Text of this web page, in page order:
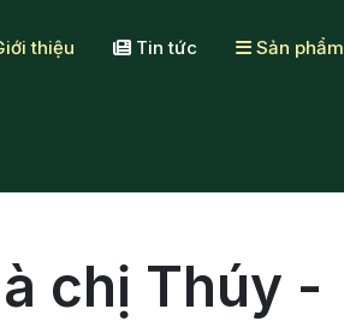
thiệu Tin tức Sản phẩm
chị Thúy -